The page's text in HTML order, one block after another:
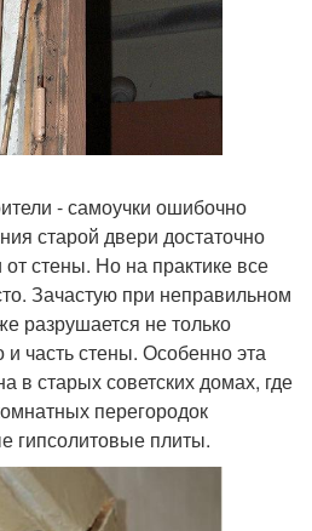
- самоучки ошибочно
старой двери достаточно
стены. Но на практике все
Зачастую при неправильном
разрушается не только
и часть стены. Особенно эта
в старых советских домах, где
перегородок
гипсолитовые плиты.